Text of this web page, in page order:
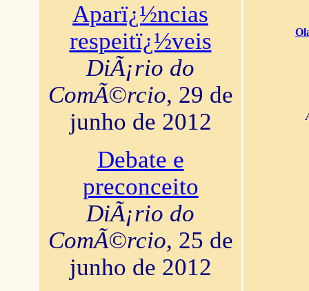
Aparï¿½ncias
respeitï¿½veis
DiÃ¡rio do
ComÃ©rcio, 29 de
junho de 2012
Debate e
preconceito
DiÃ¡rio do
ComÃ©rcio, 25 de
junho de 2012